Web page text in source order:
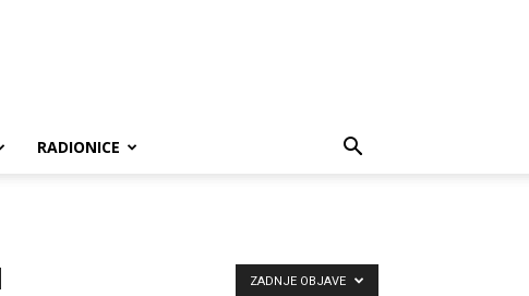
RADIONICE
ZADNJE OBJAVE